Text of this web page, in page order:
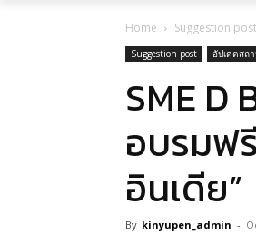
Home Suggestion post
Suggestion post อัปเดตสถ
SME
อบรมฟ
อินเดีย”
By kinyupen_admin -